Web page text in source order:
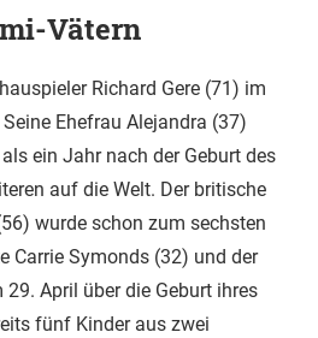
Vätern
Richard Gere (71) im
Ehefrau Alejandra (37)
ein Jahr nach der Geburt des
auf die Welt. Der britische
wurde schon zum sechsten
Carrie Symonds (32) und der
April über die Geburt ihres
fünf Kinder aus zwei